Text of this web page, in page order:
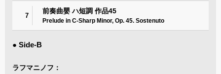
7
前奏曲嬰 ハ短調 作品45
Prelude in C-Sharp Minor, Op. 45. Sostenuto
● Side-B
ラフマニノフ：